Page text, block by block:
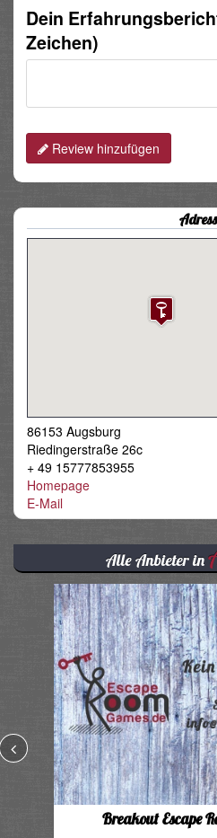
Dein
Zeichen)
Review hinzufügen
86153 Augsburg
Riedingerstraße 26c
+ 49 15777853955
Homepage
E-Mail
Alle Anbieter in
Breakout Escape